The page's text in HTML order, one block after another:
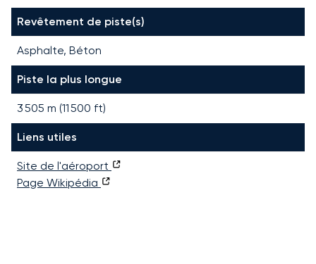
Revêtement de piste(s)
Asphalte, Béton
Piste la plus longue
3 505 m (11 500 ft)
Liens utiles
Site de l'aéroport
Page Wikipédia